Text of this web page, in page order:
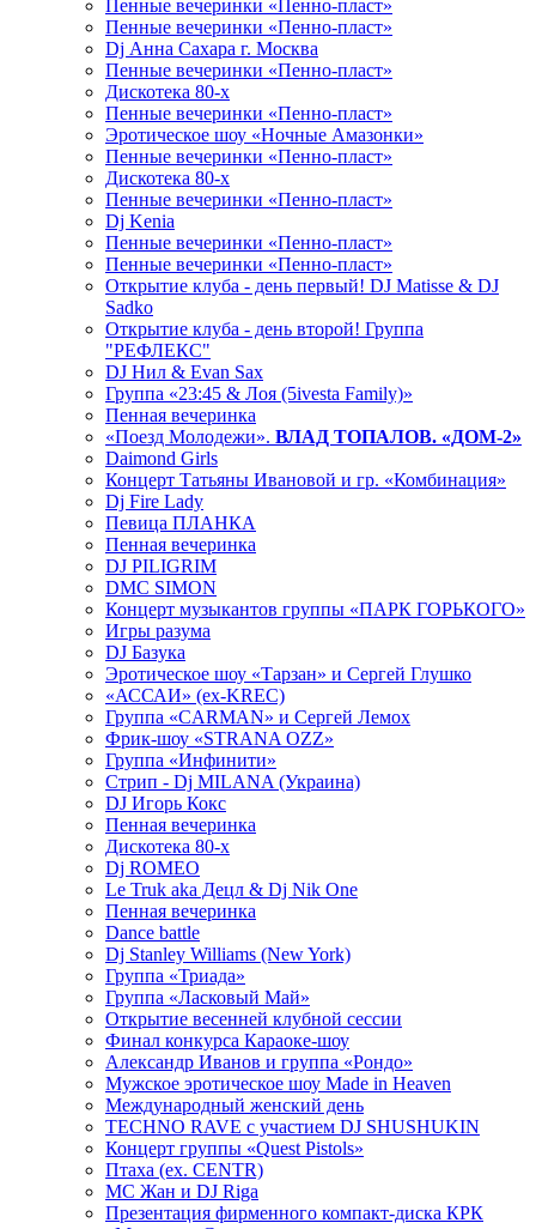
Пенные вечеринки «Пенно-пласт»
Пенные вечеринки «Пенно-пласт»
Dj Анна Сахара г. Москва
Пенные вечеринки «Пенно-пласт»
Дискотека 80-х
Пенные вечеринки «Пенно-пласт»
Эротическое шоу «Ночные Амазонки»
Пенные вечеринки «Пенно-пласт»
Дискотека 80-х
Пенные вечеринки «Пенно-пласт»
Dj Kenia
Пенные вечеринки «Пенно-пласт»
Пенные вечеринки «Пенно-пласт»
Открытие клуба - день первый! DJ Matisse & DJ
Sadko
Открытие клуба - день второй! Группа
"РЕФЛЕКС"
DJ Нил & Evan Sax
Группа «23:45 & Лоя (5ivesta Family)»
Пенная вечеринка
«Поезд Молодежи». ВЛАД ТОПАЛОВ. «ДОМ-2»
Daimond Girls
Концерт Татьяны Ивановой и гр. «Комбинация»
Dj Fire Lady
Певица ПЛАНКА
Пенная вечеринка
DJ PILIGRIM
DMC SIMON
Концерт музыкантов группы «ПАРК ГОРЬКОГО»
Игры разума
DJ Базука
Эротическое шоу «Тарзан» и Сергей Глушко
«АССАИ» (ex-KREC)
Группа «CARMAN» и Сергей Лемох
Фрик-шоу «STRANA OZZ»
Группа «Инфинити»
Стрип - Dj MILANA (Украина)
DJ Игорь Кокс
Пенная вечеринка
Дискотека 80-х
Dj ROMEO
Le Truk aka Децл & Dj Nik One
Пенная вечеринка
Dance battle
Dj Stanley Williams (New York)
Группа «Триада»
Группа «Ласковый Май»
Открытие весенней клубной сессии
Финал конкурса Караоке-шоу
Александр Иванов и группа «Рондо»
Мужское эротическое шоу Made in Heaven
Международный женский день
TECHNO RAVE с участием DJ SHUSHUKIN
Концерт группы «Quest Pistols»
Птаха (ex. CENTR)
МС Жан и DJ Riga
Презентация фирменного компакт-диска КРК